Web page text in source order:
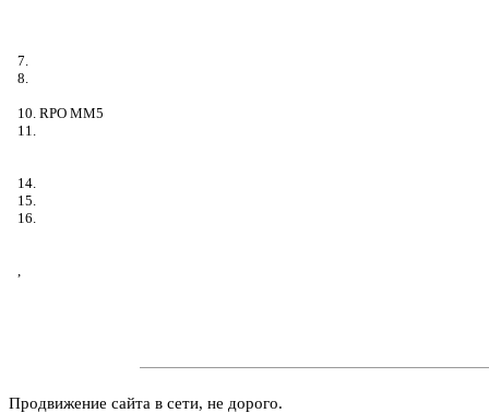
7.
8.
10. RPO MM5
11.
14.
15.
16.
,
Продвижение сайта в сети, не дорого.